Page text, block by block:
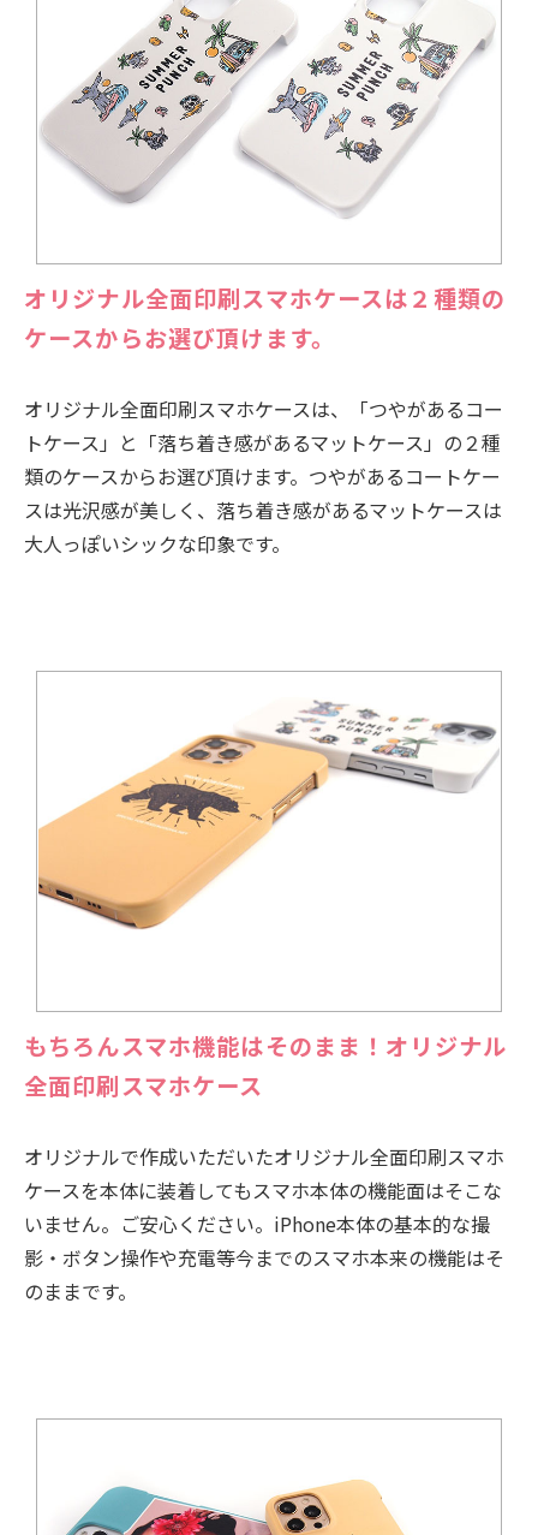
オリジナル全面印刷スマホケースは２種類の
ケースからお選び頂けます。
オリジナル全面印刷スマホケースは、「つやがあるコー
トケース」と「落ち着き感があるマットケース」の２種
類のケースからお選び頂けます。つやがあるコートケー
スは光沢感が美しく、落ち着き感があるマットケースは
大人っぽいシックな印象です。
もちろんスマホ機能はそのまま！オリジナル
全面印刷スマホケース
オリジナルで作成いただいたオリジナル全面印刷スマホ
ケースを本体に装着してもスマホ本体の機能面はそこな
いません。ご安心ください。iPhone本体の基本的な撮
影・ボタン操作や充電等今までのスマホ本来の機能はそ
のままです。